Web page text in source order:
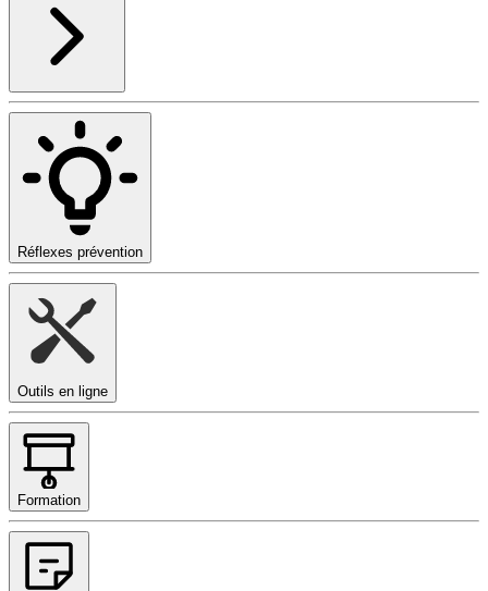
Réflexes prévention
Outils en ligne
Formation